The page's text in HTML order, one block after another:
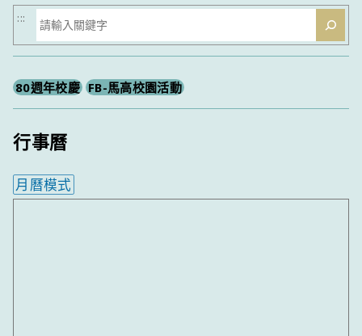
搜
尋
:::
80週年校慶 FB-馬高校園活動
行事曆
月曆模式